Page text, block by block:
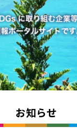
お知らせ